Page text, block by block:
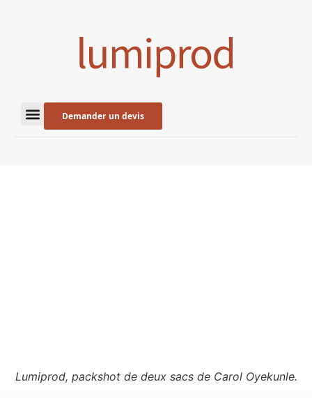
Demander un devis
Lumiprod, packshot de deux sacs de Carol Oyekunle.